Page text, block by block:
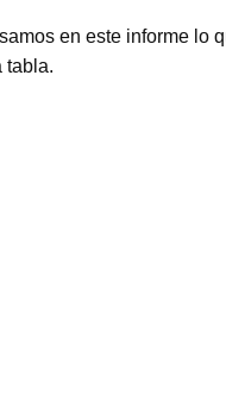
en este informe lo
tabla.